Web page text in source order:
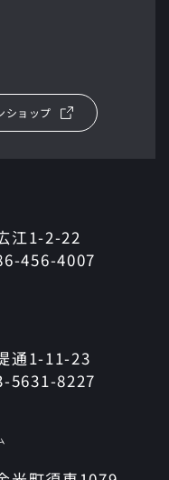
ショップ
江1-2-22
456-4007
通1-11-23
5631-8227